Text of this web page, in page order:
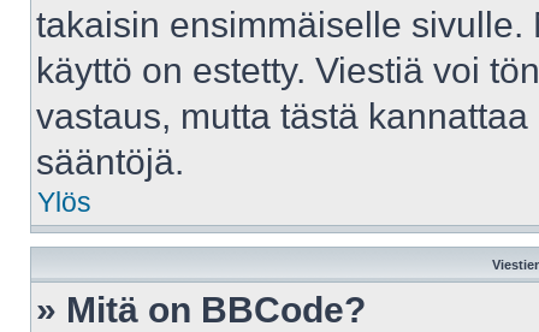
takaisin ensimmäiselle
käyttö on estetty. Viestiä voi
vastaus, mutta tästä
sääntöjä.
Ylös
» Mitä on BBCode?